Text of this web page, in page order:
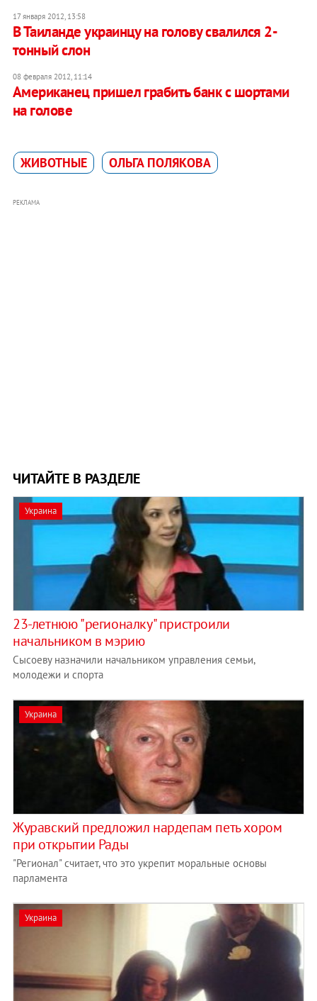
17 января 2012, 13:58
В Таиланде украинцу на голову свалился 2-
тонный слон
08 февраля 2012, 11:14
Американец пришел грабить банк с шортами
на голове
ЖИВОТНЫЕ ОЛЬГА ПОЛЯКОВА
РЕКЛАМА
ЧИТАЙТЕ В РАЗДЕЛЕ
Украина
23-летнюю "регионалку" пристроили
начальником в мэрию
Сысоеву назначили начальником управления семьи,
молодежи и спорта
Украина
Журавский предложил нардепам петь хором
при открытии Рады
"Регионал" считает, что это укрепит моральные основы
парламента
Украина